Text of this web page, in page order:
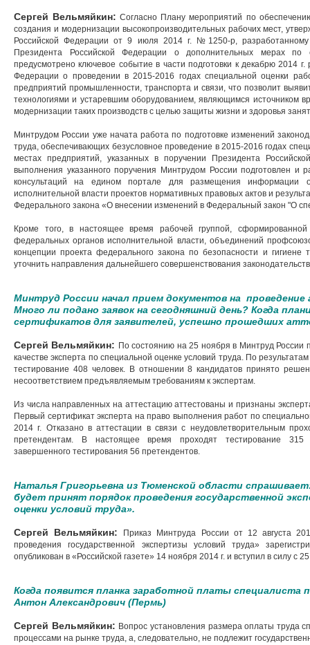
Сергей Вельмяйкин: Согласно Плану мероприятий по
создания и модернизации высокопроизводительных рабочих мест,
Российской Федерации от 9 июля 2014 г. №1250-р,
Президента Российской Федерации о дополнительных мерах по
предусмотрено ключевое событие в части подготовки к декабрю 2014
Федерации о проведении в 2015-2016 годах специальной оценки
предприятий промышленности, транспорта и связи, что позволит
технологиями и устаревшим оборудованием, являющимся источником
модернизации таких производств с целью защиты жизни и здоровья
Минтрудом России уже начата работа по подготовке изменений
труда, обеспечивающих безусловное проведение в 2015-2016 годах
местах предприятий, указанных в поручении Президента
выполнения указанного поручения Минтрудом России подготовлен и
консультаций на едином портале для размещения информации
исполнительной власти проектов нормативных правовых актов и
Федерального закона «О внесении изменений в Федеральный закон "О
Кроме того, в настоящее время рабочей группой,
федеральных органов исполнительной власти, объединений
концепции проекта федерального закона по безопасности и гигиене
уточнить направления дальнейшего совершенствования
Минтруд России начал прием документов на
Много ли подано заявок на сегодняшний день? Когда
сертификатов для заявителей, успешно прошедших
Сергей Вельмяйкин: По состоянию на 25 ноября в Минтруд России
качестве эксперта по специальной оценке условий труда. По
тестирование 408 человек. В отношении 8 кандидатов принято
несоответствием предъявляемым требованиям к экспертам.
Из числа направленных на аттестацию аттестованы и признаны
Первый сертификат эксперта на право выполнения работ по
2014 г. Отказано в аттестации в связи с неудовлетворительным
претендентам. В настоящее время проходят тестирование 315
завершенного тестирования 56 претендентов.
Наталья Григорьевна из Тюменской области
будет принят порядок проведения государственной
оценки условий труда».
Сергей Вельмяйкин:
Приказ Минтруда России от 12 августа
проведения государственной экспертизы условий труда»
опубликован в «Российской газете» 14 ноября 2014 г. и вступил в силу с
Когда появится планка заработной платы специалиста
Антон Александрович (Пермь)
Сергей Вельмяйкин: Вопрос установления размера оплаты труда
процессами на рынке труда, а, следовательно, не подлежит